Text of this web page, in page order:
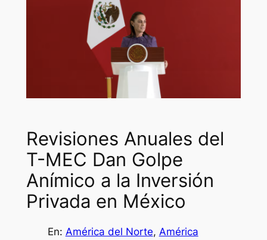
Revisiones Anuales del
T-MEC Dan Golpe
Anímico a la Inversión
Privada en México
En: América del Norte, América